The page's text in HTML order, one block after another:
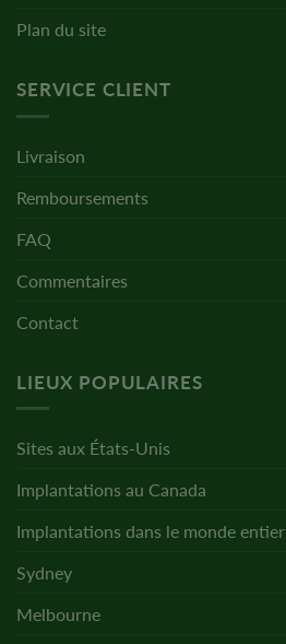
Plan du site
SERVICE CLIENT
Livraison
Remboursements
FAQ
Commentaires
Contact
LIEUX POPULAIRES
Sites aux États-Unis
Implantations au Canada
Implantations dans le monde entier
Sydney
Melbourne